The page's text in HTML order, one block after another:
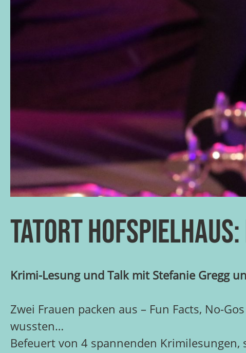
Tatort Hofspielhaus:
Krimi-Lesung und Talk mit Stefanie Gregg
Zwei Frauen packen aus – Fun Facts, No-
wussten…
Befeuert von 4 spannenden